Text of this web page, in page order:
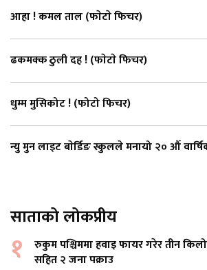
आहा ! कमल ताल (फाेटाे फिचर)
ढकमक्क ठुली दह ! (फाेटाे फिचर)
धुम्म मुसिकोट ! (फोटो फिचर)
न्यु मुन लाइट बाेर्डिङ स्कुलले मनायो २० औँ
साताको लोकप्रीय
१
रुकुम पश्चिममा हवाइ फायर गरेर तीन
सहित २ जना पक्राउ